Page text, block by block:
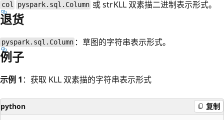
col pyspark.sql.Column 或 strKLL 双素描二进制表示形式。
退货
pyspark.sql.Column ：草图的字符串表示形式。
例子
示例 1 ：获取 KLL 双素描的字符串表示形式
python 复制